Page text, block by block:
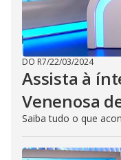
DO R7/22/03/2024
Assista à
Venenosa
Saiba tudo o que